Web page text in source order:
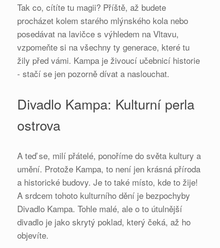
Tak co, cítíte tu magii? Příště, až budete
procházet kolem starého mlýnského kola nebo
posedávat na lavičce s výhledem na Vltavu,
vzpomeňte si na všechny ty generace, které tu
žily před vámi. Kampa je živoucí učebnicí historie
- stačí se jen pozorně dívat a naslouchat.
Divadlo Kampa: Kulturní perla
ostrova
A teď se, milí přátelé, ponoříme do světa kultury a
umění. Protože Kampa, to není jen krásná příroda
a historické budovy. Je to také místo, kde to žije!
A srdcem tohoto kulturního dění je bezpochyby
Divadlo Kampa. Tohle malé, ale o to útulnější
divadlo je jako skrytý poklad, který čeká, až ho
objevíte.